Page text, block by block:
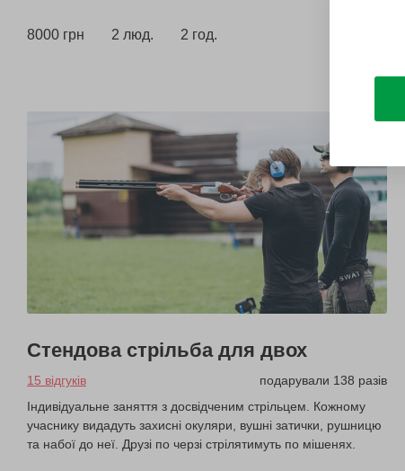
8000 грн 2 люд. 2 год.
Стендова стрільба для двох
15 відгуків
подарували 138 разів
Індивідуальне заняття з досвідченим стрільцем. Кожному
учаснику видадуть захисні окуляри, вушні затички, рушницю
та набої до неї. Друзі по черзі стрілятимуть по мішенях.